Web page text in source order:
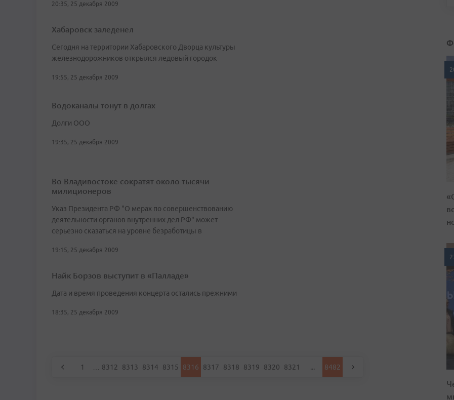
20:35, 25 декабря 2009
Хабаровск заледенел
Сегодня на территории Хабаровского Дворца культуры
железнодорожников открылся ледовый городок
19:55, 25 декабря 2009
Водоканалы тонут в долгах
Долги ООО
19:35, 25 декабря 2009
Во Владивостоке сократят около тысячи
милиционеров
Указ Президента РФ "О мерах по совершенствованию
деятельности органов внутренних дел РФ" может
серьезно сказаться на уровне безработицы в
19:15, 25 декабря 2009
Найк Борзов выступит в «Палладе»
Дата и время проведения концерта остались прежними
18:35, 25 декабря 2009
1 … 8312 8313 8314 8315 8316 8317 8318 8319 8320 8321 ... 8482